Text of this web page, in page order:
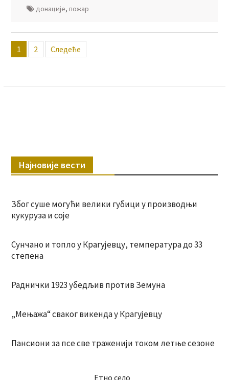
донације, пожар
Пагинација
чланака
1 2 Следеће
Најновије вести
Због суше могући велики губици у производњи
кукуруза и соје
Сунчано и топло у Крагујевцу, температура до 33
степена
Раднички 1923 убедљив против Земуна
„Мењажа“ сваког викенда у Крагујевцу
Пансиони за псе све траженији током летње сезоне
Етно село